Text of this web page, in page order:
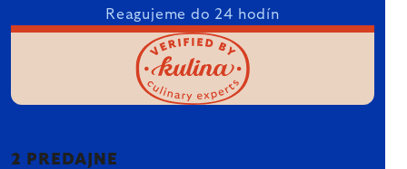
Reagujeme do 24 hodín
2 PREDAJNE